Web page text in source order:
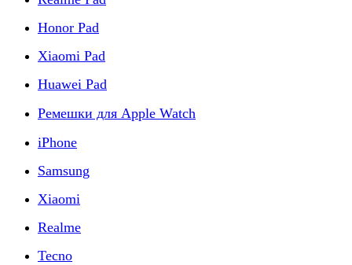
Honor Pad
Xiaomi Pad
Huawei Pad
Ремешки для Apple Watch
iPhone
Samsung
Xiaomi
Realme
Tecno